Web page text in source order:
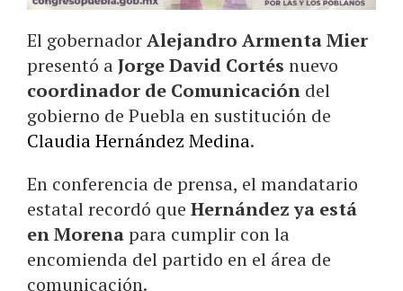
El gobernadorAlejandro Armenta Mier
presentó aJorge David Cortés nuevo
coordinador de Comunicación del
gobierno de Puebla en sustitución de
Claudia Hernández Medina.
En conferencia de prensa, el mandatario
estatal recordó que Hernández ya está
en Morenapara cumplir con la
encomienda del partido en el área de
comunicación.